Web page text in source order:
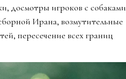
досмотры игроков с собаками
Ирана, возмутительные
пересечение всех границ